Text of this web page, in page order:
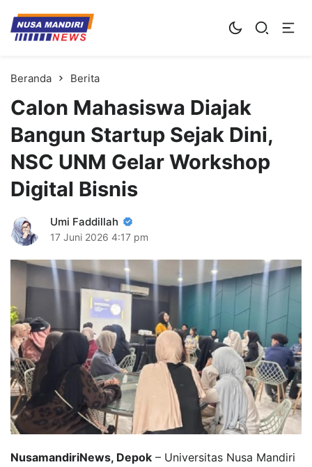
Kampus Digital Bisnis
Universitas Nusa Mandiri
Beranda Berita
Calon Mahasiswa Diajak
Bangun Startup Sejak Dini,
NSC UNM Gelar Workshop
Digital Bisnis
Umi Faddillah
17 Juni 2026 4:17 pm
NusamandiriNews, Depok – Universitas Nusa Mandiri